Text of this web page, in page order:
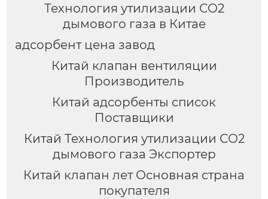
Технология утилизации СО2
дымового газа в Китае
адсорбент цена завод
Китай клапан вентиляции
Производитель
Китай адсорбенты список
Поставщики
Китай Технология утилизации СО2
дымового газа Экспортер
Китай клапан лет Основная страна
покупателя